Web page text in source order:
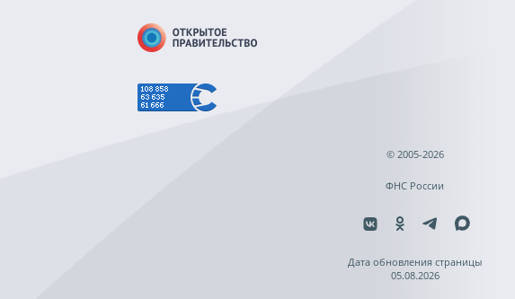
© 2005-2026
ФНС России
Дата обновления страницы
05.08.2026